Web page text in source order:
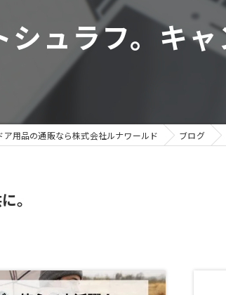
ュラフ。キ
ア用品の通販なら株式会社ルナワールド ブログ
。